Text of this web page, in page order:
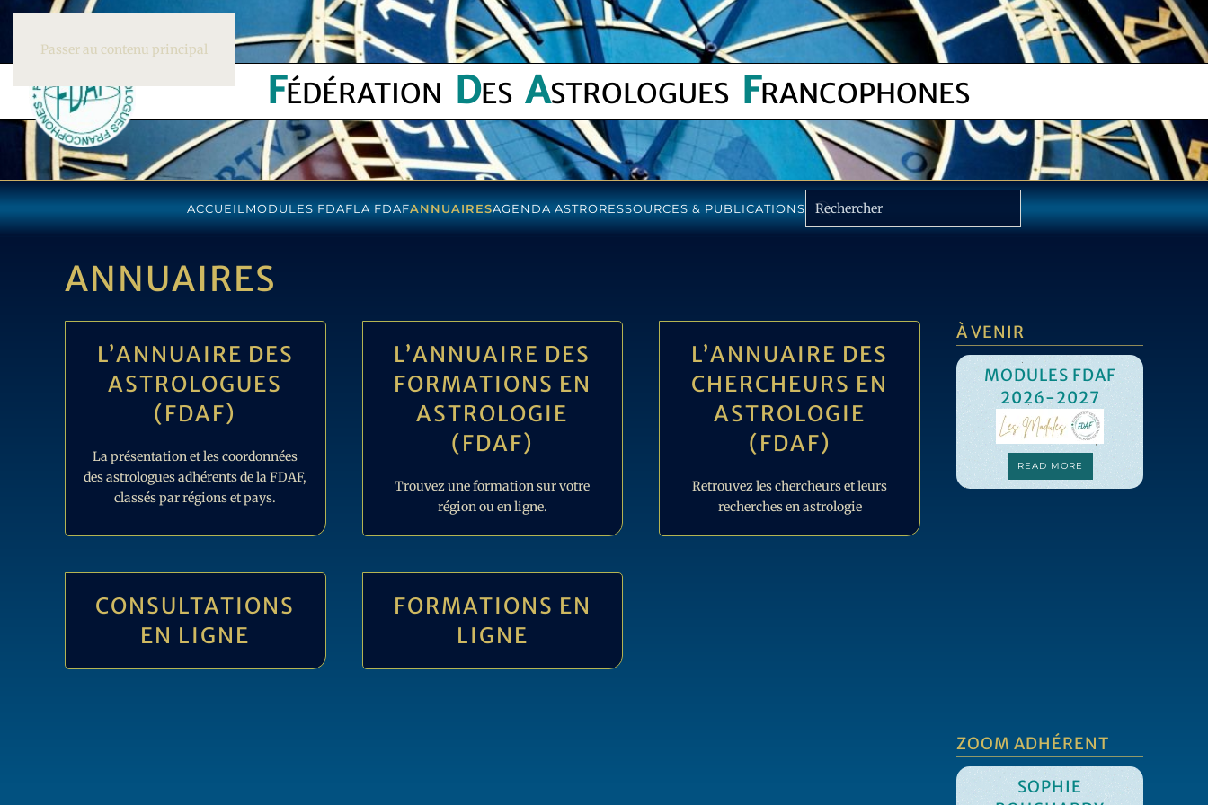
Passer au contenu principal
FÉDÉRATION DES ASTROLOGUES FRANCOPHONES
ACCUEIL MODULES FDAFLA FDAFANNUAIRESAGENDA ASTRORESSOURCES & PUBLICATIONS
ANNUAIRES
L’ANNUAIRE DES
ASTROLOGUES
(FDAF)
La présentation et les coordonnées
des astrologues adhérents de la FDAF,
classés par régions et pays.
L’ANNUAIRE DES
FORMATIONS EN
ASTROLOGIE
(FDAF)
Trouvez une formation sur votre
région ou en ligne.
L’ANNUAIRE DES
CHERCHEURS EN
ASTROLOGIE
(FDAF)
Retrouvez les chercheurs et leurs
recherches en astrologie
CONSULTATIONS
EN LIGNE
FORMATIONS EN
LIGNE
À VENIR
MODULES FDAF
2026-2027
READ MORE
ZOOM ADHÉRENT
SOPHIE